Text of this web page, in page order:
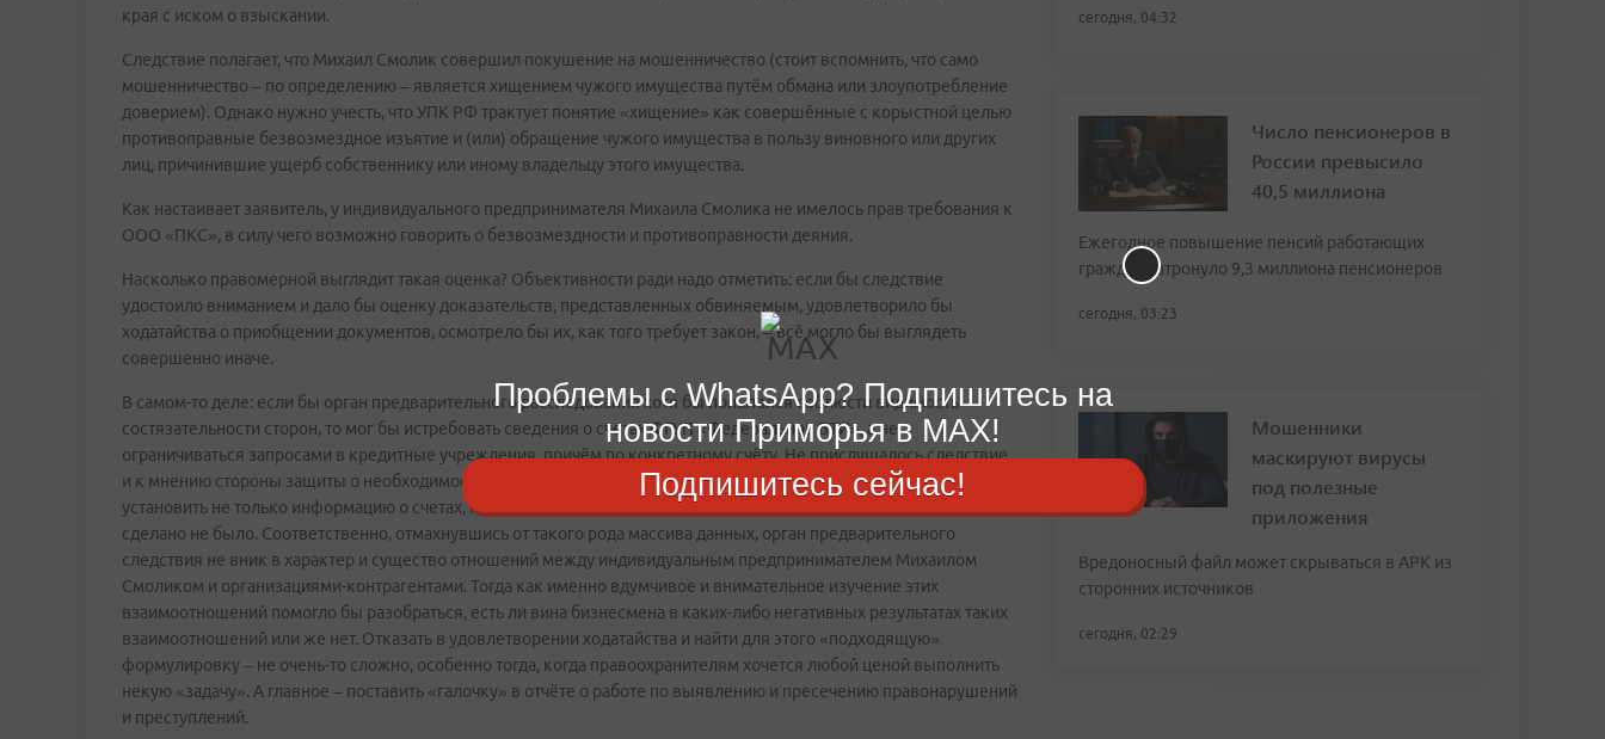
края с иском о взыскании.
Следствие полагает, что Михаил Смолик совершил покушение на мошенничество (стоит вспомнить, что само
мошенничество – по определению – является хищением чужого имущества путём обмана или злоупотребление
доверием). Однако нужно учесть, что УПК РФ трактует понятие «хищение» как совершённые с корыстной целью
противоправные безвозмездное изъятие и (или) обращение чужого имущества в пользу виновного или других
лиц, причинившие ущерб собственнику или иному владельцу этого имущества.
Как настаивает заявитель, у индивидуального предпринимателя Михаила Смолика не имелось прав требования к
ООО «ПКС», в силу чего возможно говорить о безвозмездности и противоправности деяния.
Насколько правомерной выглядит такая оценка? Объективности ради надо отметить: если бы следствие
удостоило вниманием и дало бы оценку доказательств, представленных обвиняемым, удовлетворило бы
ходатайства о приобщении документов, осмотрело бы их, как того требует закон, – всё могло бы выглядеть
совершенно иначе.
В самом-то деле: если бы орган предварительного расследования хотя бы попытался соблюсти видимость
состязательности сторон, то мог бы истребовать сведения о счетах ФГУП «Федеральное БТИ», а не
ограничиваться запросами в кредитные учреждения, причём по конкретному счёту. Не прислушалось следствие
и к мнению стороны защиты о необходимости проведения бухгалтерской экспертизы, в ходе которой стоило бы
установить не только информацию о счетах, но и о движении средств по этим счетам и по кассе. Но – нет, этого
сделано не было. Соответственно, отмахнувшись от такого рода массива данных, орган предварительного
следствия не вник в характер и существо отношений между индивидуальным предпринимателем Михаилом
Смоликом и организациями-контрагентами. Тогда как именно вдумчивое и внимательное изучение этих
взаимоотношений помогло бы разобраться, есть ли вина бизнесмена в каких-либо негативных результатах таких
взаимоотношений или же нет. Отказать в удовлетворении ходатайства и найти для этого «подходящую»
формулировку – не очень-то сложно, особенно тогда, когда правоохранителям хочется любой ценой выполнить
некую «задачу». А главное – поставить «галочку» в отчёте о работе по выявлению и пресечению правонарушений
и преступлений.
сегодня, 04:32
Число пенсионеров в
России превысило
40,5 миллиона
Ежегодное повышение пенсий работающих
граждан затронуло 9,3 миллиона пенсионеров
сегодня, 03:23
Мошенники
маскируют вирусы
под полезные
приложения
Вредоносный файл может скрываться в APK из
сторонних источников
сегодня, 02:29
Проблемы с WhatsApp? Подпишитесь на
новости Приморья в MAX!
Подпишитесь сейчас!